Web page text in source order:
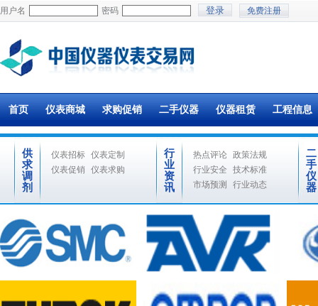
用户名 密码 免费注册
首页 仪表商城 求购促销 二手仪器 仪器租赁 工程信息
供
求
调
剂
仪表招标 仪表定制
仪表促销
仪表求购
行
业
资
讯
热点评论 政策法规
行业安全
技术标准
市场预测
行业动态
二
手
仪
器